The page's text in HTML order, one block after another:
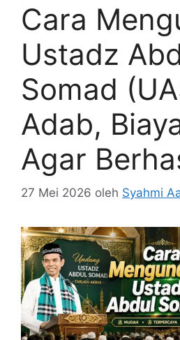
Cara
Ustadz
Somad
Adab,
Agar
27 Mei 2026 oleh Syahmi